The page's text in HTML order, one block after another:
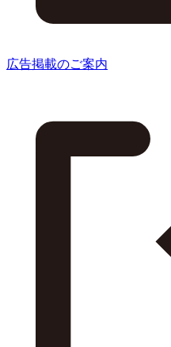
広告掲載のご案内